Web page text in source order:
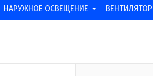
НАРУЖНОЕ ОСВЕЩЕНИЕ